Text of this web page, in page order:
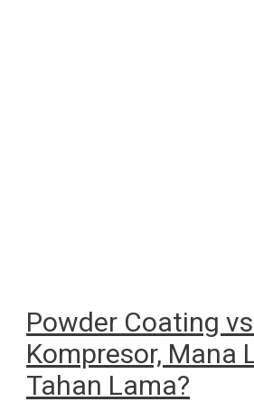
Powder Coating
Kompresor, Mana
Tahan Lama?